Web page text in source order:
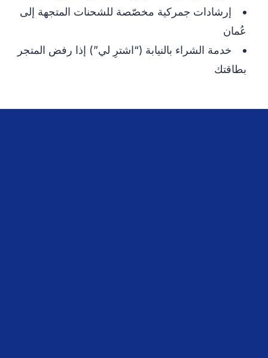
إرشادات جمركية مخصّصة للشحنات المتجهة إلى
عُمان
خدمة الشراء بالنيابة (“اشترِ لي”) إذا رفض المتجر
بطاقتك